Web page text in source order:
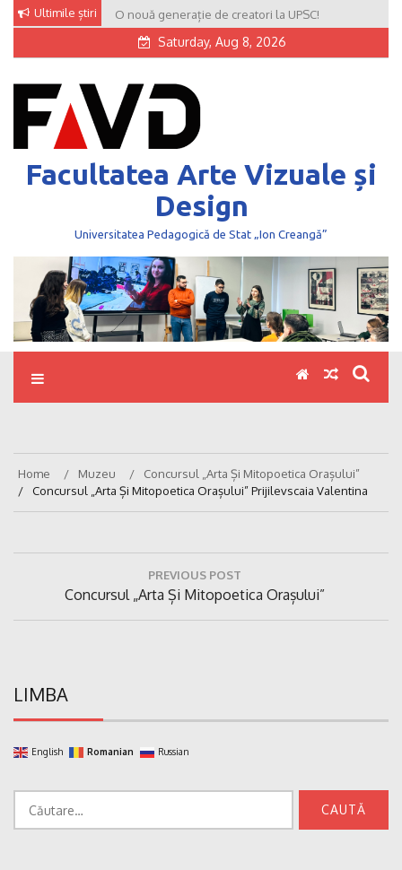
Skip
content
Ultimile știri O nouă generație de creatori la UPSC!
Saturday, Aug 8, 2026
Facultatea Arte Vizuale și
Design
Universitatea Pedagogică de Stat „Ion Creangă”
Home Muzeu
Concursul „Arta Și Mitopoetica Orașului”
Concursul „Arta Și Mitopoetica Orașului” Prijilevscaia Valentina
articole
PREVIOUS POST
Previous
Post:
Concursul „Arta Și Mitopoetica Orașului”
LIMBA
English Romanian Russian